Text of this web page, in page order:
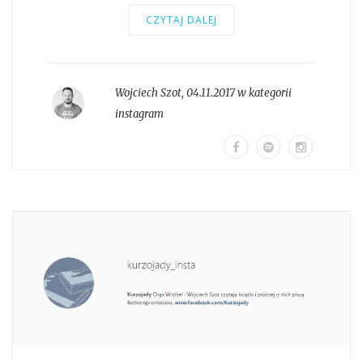
CZYTAJ DALEJ
Wojciech Szot, 04.11.2017 w kategorii
instagram